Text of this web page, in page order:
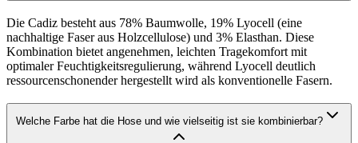
Die Cadiz besteht aus 78% Baumwolle, 19% Lyocell (eine
nachhaltige Faser aus Holzcellulose) und 3% Elasthan. Diese
Kombination bietet angenehmen, leichten Tragekomfort mit
optimaler Feuchtigkeitsregulierung, während Lyocell deutlich
ressourcenschonender hergestellt wird als konventionelle Fasern.
Welche Farbe hat die Hose und wie vielseitig ist sie kombinierbar?